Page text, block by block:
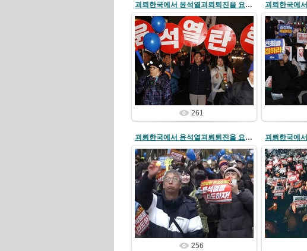
괴뢰한국에서 윤석열괴뢰퇴진을 요구하는 범국민항의행동 전개
24/12/04
redstartvkp
261
괴뢰한국에서 윤석열괴뢰퇴진을 요구하는 범국민항의행동 전개
24/12/04
redstartvkp
256